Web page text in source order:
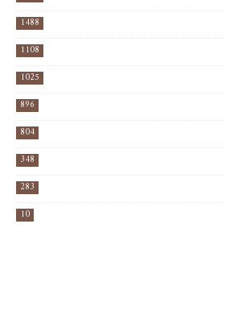
1488
1108
1025
896
804
348
283
10